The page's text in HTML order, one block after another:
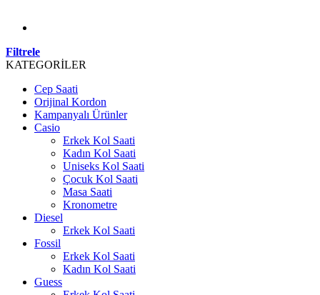
Filtrele
KATEGORİLER
Cep Saati
Orijinal Kordon
Kampanyalı Ürünler
Casio
Erkek Kol Saati
Kadın Kol Saati
Uniseks Kol Saati
Çocuk Kol Saati
Masa Saati
Kronometre
Diesel
Erkek Kol Saati
Fossil
Erkek Kol Saati
Kadın Kol Saati
Guess